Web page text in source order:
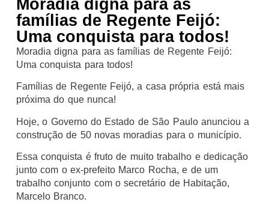
Moradia digna para as
famílias de Regente Feijó:
Uma conquista para todos!
Moradia digna para as famílias de Regente Feijó:
Uma conquista para todos!
Famílias de Regente Feijó, a casa própria está mais
próxima do que nunca!
Hoje, o Governo do Estado de São Paulo anunciou a
construção de 50 novas moradias para o município.
Essa conquista é fruto de muito trabalho e dedicação
junto com o ex-prefeito Marco Rocha, e de um
trabalho conjunto com o secretário de Habitação,
Marcelo Branco.